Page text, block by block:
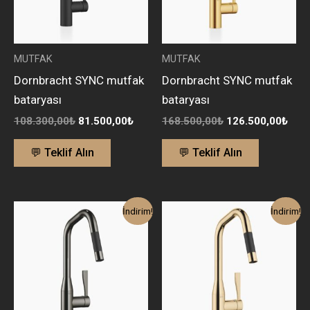
MUTFAK
Dornbracht SYNC mutfak
bataryası
108.300,00₺ 81.500,00₺
💬 Teklif Alın
MUTFAK
Dornbracht SYNC mutfak
bataryası
168.500,00₺ 126.500,00₺
💬 Teklif Alın
İndirim!
Orijinal
fiyat:
120.300,00₺.
Şu
andaki
İndirim!
Orijinal
fiyat:
168.500,00₺.
Şu